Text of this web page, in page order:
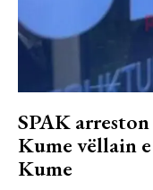
SPAK
Kume vëllain
Kume